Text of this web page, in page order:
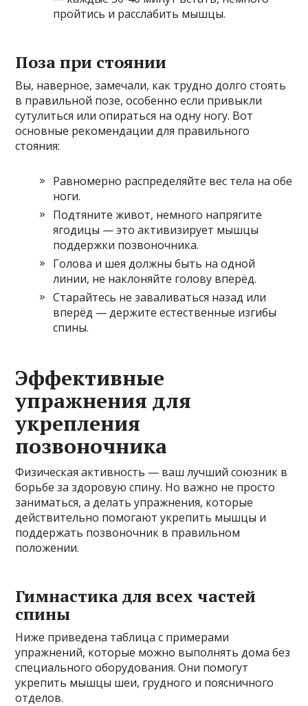
пройтись и расслабить мышцы.
Поза при стоянии
Вы, наверное, замечали, как трудно долго стоять
в правильной позе, особенно если привыкли
сутулиться или опираться на одну ногу. Вот
основные рекомендации для правильного
стояния:
Равномерно распределяйте вес тела на обе
ноги.
Подтяните живот, немного напрягите
ягодицы — это активизирует мышцы
поддержки позвоночника.
Голова и шея должны быть на одной
линии, не наклоняйте голову вперёд.
Старайтесь не заваливаться назад или
вперёд — держите естественные изгибы
спины.
Эффективные
упражнения для
укрепления
позвоночника
Физическая активность — ваш лучший союзник в
борьбе за здоровую спину. Но важно не просто
заниматься, а делать упражнения, которые
действительно помогают укрепить мышцы и
поддержать позвоночник в правильном
положении.
Гимнастика для всех частей
спины
Ниже приведена таблица с примерами
упражнений, которые можно выполнять дома без
специального оборудования. Они помогут
укрепить мышцы шеи, грудного и поясничного
отделов.